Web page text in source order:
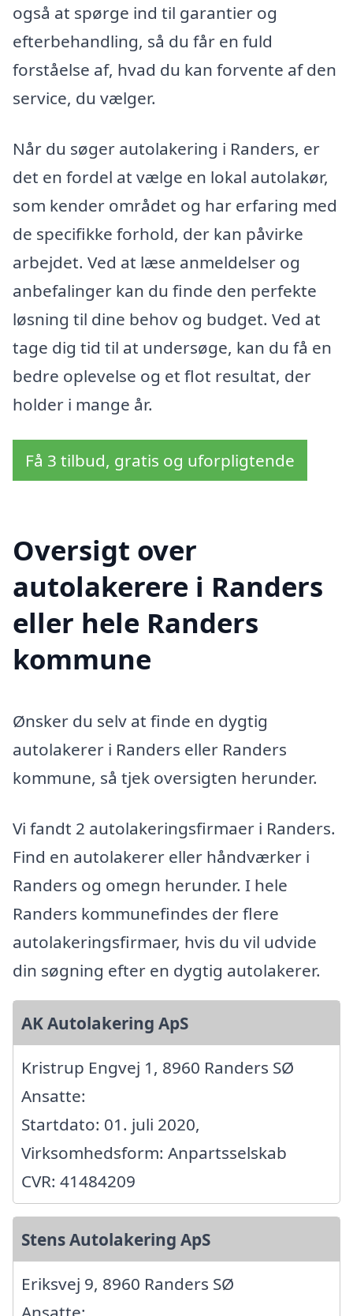
også at spørge ind til garantier og
efterbehandling, så du får en fuld
forståelse af, hvad du kan forvente af den
service, du vælger.
Når du søger autolakering i Randers, er
det en fordel at vælge en lokal autolakør,
som kender området og har erfaring med
de specifikke forhold, der kan påvirke
arbejdet. Ved at læse anmeldelser og
anbefalinger kan du finde den perfekte
løsning til dine behov og budget. Ved at
tage dig tid til at undersøge, kan du få en
bedre oplevelse og et flot resultat, der
holder i mange år.
Få 3 tilbud, gratis og uforpligtende
Oversigt over
autolakerere i Randers
eller hele Randers
kommune
Ønsker du selv at finde en dygtig
autolakerer i Randers eller Randers
kommune, så tjek oversigten herunder.
Vi fandt 2 autolakeringsfirmaer i Randers.
Find en autolakerer eller håndværker i
Randers og omegn herunder. I hele
Randers kommunefindes der flere
autolakeringsfirmaer, hvis du vil udvide
din søgning efter en dygtig autolakerer.
AK Autolakering ApS
Kristrup Engvej 1, 8960 Randers SØ
Ansatte:
Startdato: 01. juli 2020,
Virksomhedsform: Anpartsselskab
CVR: 41484209
Stens Autolakering ApS
Eriksvej 9, 8960 Randers SØ